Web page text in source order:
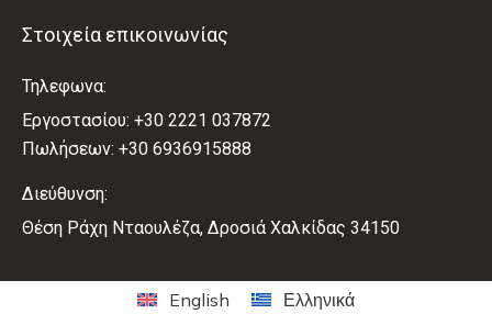
Στοιχεία επικοινωνίας
Τηλεφωνα:
Εργοστασίου: +30 2221 037872
Πωλήσεων: +30 6936915888
Διεύθυνση:
Θέση Ράχη Νταουλέζα, Δροσιά Χαλκίδας 34150
English Ελληνικά